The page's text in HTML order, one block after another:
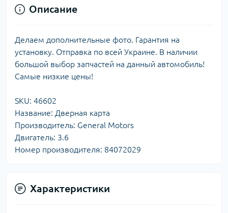
Описание
Делаем дополнительные фото. Гарантия на
установку. Отправка по всей Украине. В наличии
большой выбор запчастей на данный автомобиль!
Самые низкие цены!
SKU: 46602
Название: Дверная карта
Производитель: General Motors
Двигатель: 3.6
Номер производителя: 84072029
Характеристики